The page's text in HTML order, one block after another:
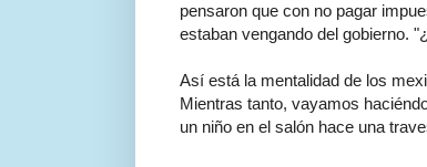
pensaron que con no pagar
estaban vengando del gobierno.
Así está la mentalidad de los
Mientras tanto, vayamos
un niño en el salón hace una